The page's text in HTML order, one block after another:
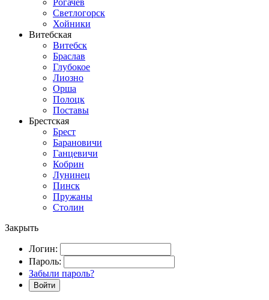
Светлогорск
Хойники
Витебская
Витебск
Браслав
Глубокое
Лиозно
Орша
Полоцк
Поставы
Брестская
Брест
Барановичи
Ганцевичи
Кобрин
Лунинец
Пинск
Пружаны
Столин
Закрыть
Логин:
Пароль:
Забыли пароль?
Войти